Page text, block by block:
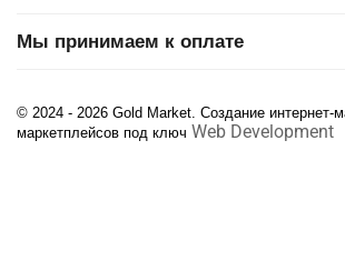
Мы принимаем к оплате
© 2024 - 2026 Gold Market. Создание интернет-
маркетплейсов под ключ Web Development